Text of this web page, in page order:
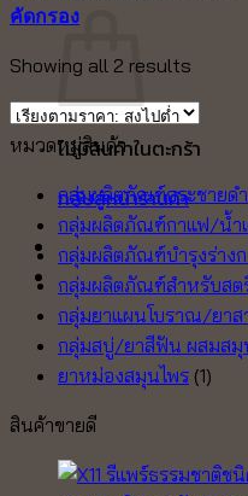
ไม่มีสินค้าในตะกร้า
กลับสู่หน้าร้านค้า
คัดกรอง
Showing all 2 results
price:
high
to
low
หมวดหมู่สินค้า
กลุ่มผลิตภัณฑ์กระชายดำ
กลุ่มผลิตภัณฑ์กาแฟ/น้ำ
กลุ่มผลิตภัณฑ์บำรุงร่าง
กลุ่มผลิตภัณฑ์สำหรับสต
กลุ่มยาแผนโบราณ/ยา
กลุ่มสบู่/ยาสีฟัน ผสมสมุ
ยาหม่องสมุนไพร (1)
สินค้าขายดี